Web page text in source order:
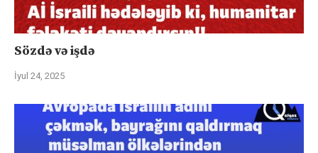
Sözdə və işdə
İyul 24, 2025